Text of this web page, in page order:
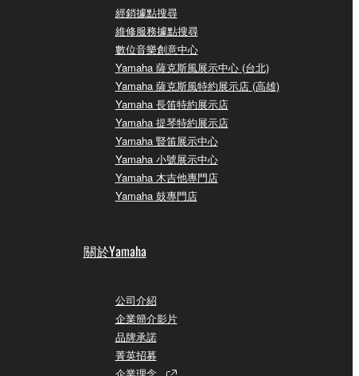
經銷據點搜尋
維修服務據點搜尋
數位音樂創意中心
Yamaha 薩克斯風展示中心 (台北)
Yamaha 薩克斯風特約展示店 (高雄)
Yamaha 長笛特約展示店
Yamaha 提琴特約展示店
Yamaha 豎笛展示中心
Yamaha 小號展示中心
Yamaha 木吉他專門店
Yamaha 鼓專門店
關於Yamaha
公司介紹
企業簡介影片
品牌承諾
菁英招募